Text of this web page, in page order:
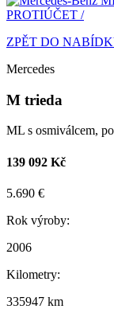
ZPĚT DO
Mercedes
M trieda
ML s osmiválcem,
139 092 Kč
5.690 €
Rok výroby:
2006
Kilometry:
335947 km